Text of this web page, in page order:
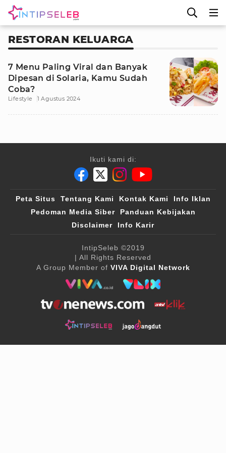
RESTORAN KELUARGA
7 Menu Paling Viral dan Banyak
Dipesan di Solaria, Kamu Sudah
Coba?
Lifestyle 1 Agustus 2024
Ikuti kami di:
Peta Situs Tentang Kami Kontak Kami
Info Iklan
Pedoman Media Siber
Panduan Kebijakan
Disclaimer
Info Karir
IntipSeleb ©2019
| All Rights Reserved
A Group Member of VIVA Digital Network